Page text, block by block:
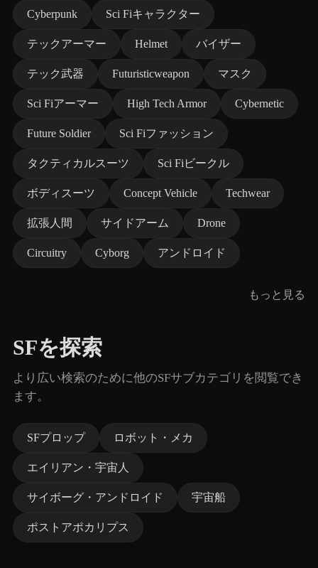
Cyberpunk Sci Fiキャラクター
テックアーマー Helmet バイザー
テック武器 Futuristicweapon マスク
Sci Fiアーマー High Tech Armor Cybernetic
Future Soldier Sci Fiファッション
タクティカルスーツ Sci Fiビークル
ボディスーツ Concept Vehicle Techwear
拡張人間 サイドアーム Drone
Circuitry Cyborg アンドロイド
もっと見る
SFを探索
より広い検索のために他のSFサブカテゴリを閲覧でき
ます。
SFプロップ ロボット・メカ
エイリアン・宇宙人
サイボーグ・アンドロイド 宇宙船
ポストアポカリプス